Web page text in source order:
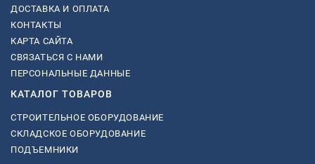
ДОСТАВКА И ОПЛАТА
КОНТАКТЫ
КАРТА САЙТА
СВЯЗАТЬСЯ С НАМИ
ПЕРСОНАЛЬНЫЕ ДАННЫЕ
КАТАЛОГ ТОВАРОВ
СТРОИТЕЛЬНОЕ ОБОРУДОВАНИЕ
СКЛАДСКОЕ ОБОРУДОВАНИЕ
ПОДЪЕМНИКИ